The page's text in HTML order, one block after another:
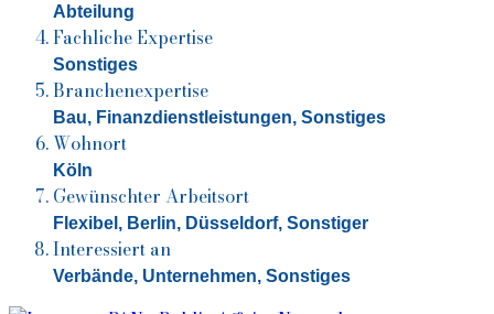
Abteilung
Fachliche Expertise
Sonstiges
Branchenexpertise
Bau, Finanzdienstleistungen, Sonstiges
Wohnort
Köln
Gewünschter Arbeitsort
Flexibel, Berlin, Düsseldorf, Sonstiger
Interessiert an
Verbände, Unternehmen, Sonstiges